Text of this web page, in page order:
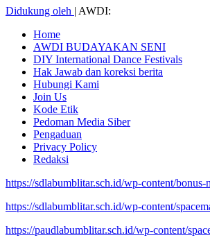
Didukung oleh | AWDI:
Home
AWDI BUDAYAKAN SENI
DIY International Dance Festivals
Hak Jawab dan koreksi berita
Hubungi Kami
Join Us
Kode Etik
Pedoman Media Siber
Pengaduan
Privacy Policy
Redaksi
https://sdlabumblitar.sch.id/wp-content/bonus-
https://sdlabumblitar.sch.id/wp-content/
https://paudlabumblitar.sch.id/wp-content/